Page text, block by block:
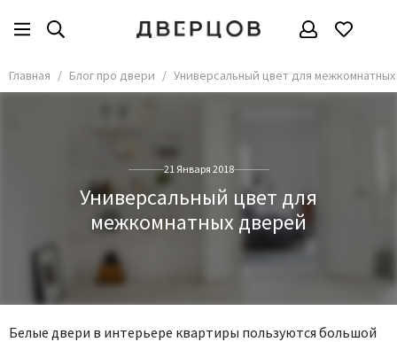
Главная Блог про двери Универсальный цвет для
21 Января 2018
Универсальный цвет для
межкомнатных дверей
Белые двери в интерьере квартиры пользуются большой